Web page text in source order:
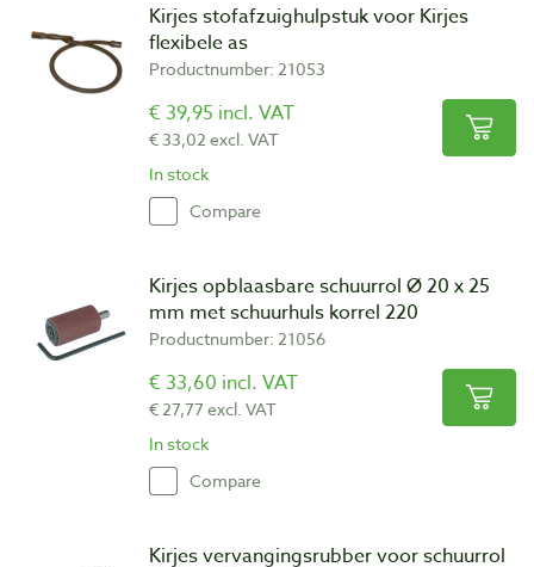
Kirjes stofafzuighulpstuk voor Kirjes
flexibele as
Productnumber: 21053
€ 39,95 incl. VAT
€ 33,02 excl. VAT
In stock
Compare
Kirjes opblaasbare schuurrol Ø 20 x 25
mm met schuurhuls korrel 220
Productnumber: 21056
€ 33,60 incl. VAT
€ 27,77 excl. VAT
In stock
Compare
Kirjes vervangingsrubber voor schuurrol